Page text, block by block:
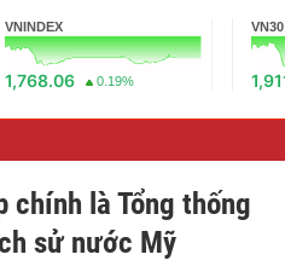
VNINDEX
1,768.06 0.19%
VN30
chính là Tổng thống
sử nước Mỹ